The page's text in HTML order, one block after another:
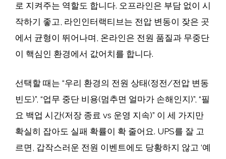
로 지켜주는 역할도 합니다. 오프라인은 부담 없이 시
작하기 좋고, 라인인터랙티브는 전압 변동이 잦은 곳
에서 균형이 뛰어나며, 온라인은 전원 품질과 무중단
이 핵심인 환경에서 값어치를 합니다.
선택할 때는 “우리 환경의 전원 상태(정전/전압 변동
빈도)”, “업무 중단 비용(멈추면 얼마가 손해인지)”, “필
요 백업 시간(저장 종료 vs 운영 지속)” 이 세 가지만
확실히 잡아도 실패 확률이 확 줄어요. UPS를 잘 고
르면, 갑작스러운 전원 이벤트에도 당황하지 않고 ‘예